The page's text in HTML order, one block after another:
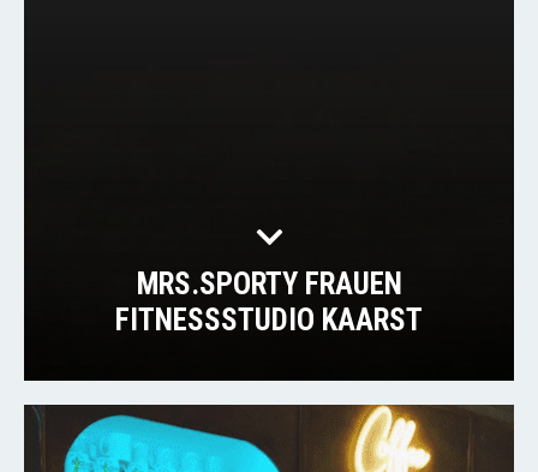
MRS.SPORTY FRAUEN
FITNESSSTUDIO KAARST